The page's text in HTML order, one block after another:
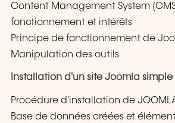
Content Management System
fonctionnement et intérêts
Principe de fonctionnement de
Manipulation des outils
Installation d'un site Joomla simple
Procédure d'installation de
Base de données créées et